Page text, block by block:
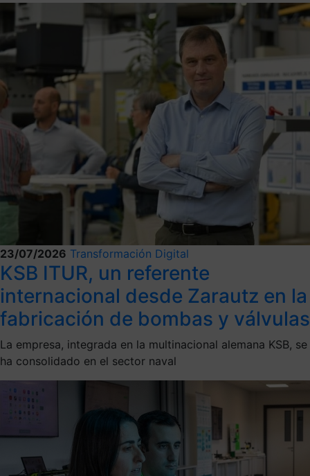
23/07/2026 Transformación Digital
KSB ITUR, un referente
internacional desde Zarautz en la
fabricación de bombas y válvulas
La empresa, integrada en la multinacional alemana KSB, se
ha consolidado en el sector naval